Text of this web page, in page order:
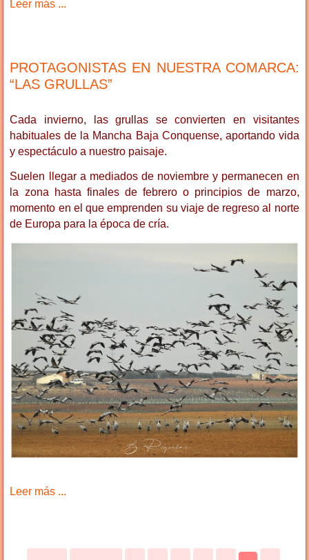
Leer más ...
PROTAGONISTAS EN NUESTRA COMARCA:
“LAS GRULLAS”
Cada invierno, las grullas se convierten en visitantes
habituales de la Mancha Baja Conquense, aportando vida
y espectáculo a nuestro paisaje.
Suelen llegar a mediados de noviembre y permanecen en
la zona hasta finales de febrero o principios de marzo,
momento en el que emprenden su viaje de regreso al norte
de Europa para la época de cría.
Leer más ...